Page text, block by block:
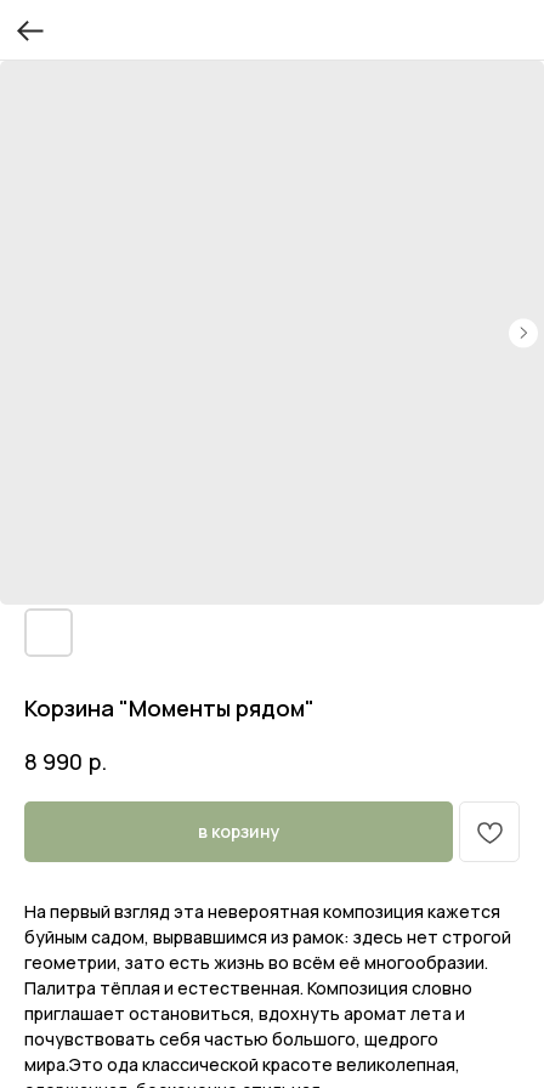
Корзина "Моменты рядом"
8 990 р.
в корзину
На первый взгляд эта невероятная композиция кажется
буйным садом, вырвавшимся из рамок: здесь нет строгой
геометрии, зато есть жизнь во всём её многообразии.
Палитра тёплая и естественная. Композиция словно
приглашает остановиться, вдохнуть аромат лета и
почувствовать себя частью большого, щедрого
мира.Это ода классической красоте великолепная,